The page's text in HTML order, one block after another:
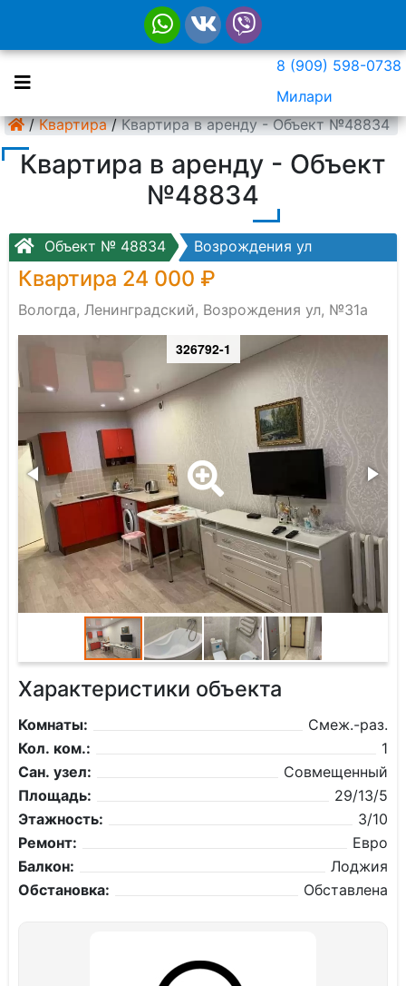
8 (909) 598-0738
Милари
/ Квартира / Квартира в аренду - Объект №48834
Квартира в аренду - Объект
№48834
Объект № 48834 Возрождения ул
Квартира 24 000 ₽
Вологда, Ленинградский, Возрождения ул, №31а
326792-1
Характеристики объекта
Комнаты:
Смеж.-раз.
Кол. ком.:
1
Сан. узел:
Совмещенный
Площадь:
29/13/5
Этажность:
3/10
Ремонт:
Евро
Балкон:
Лоджия
Обстановка:
Обставлена